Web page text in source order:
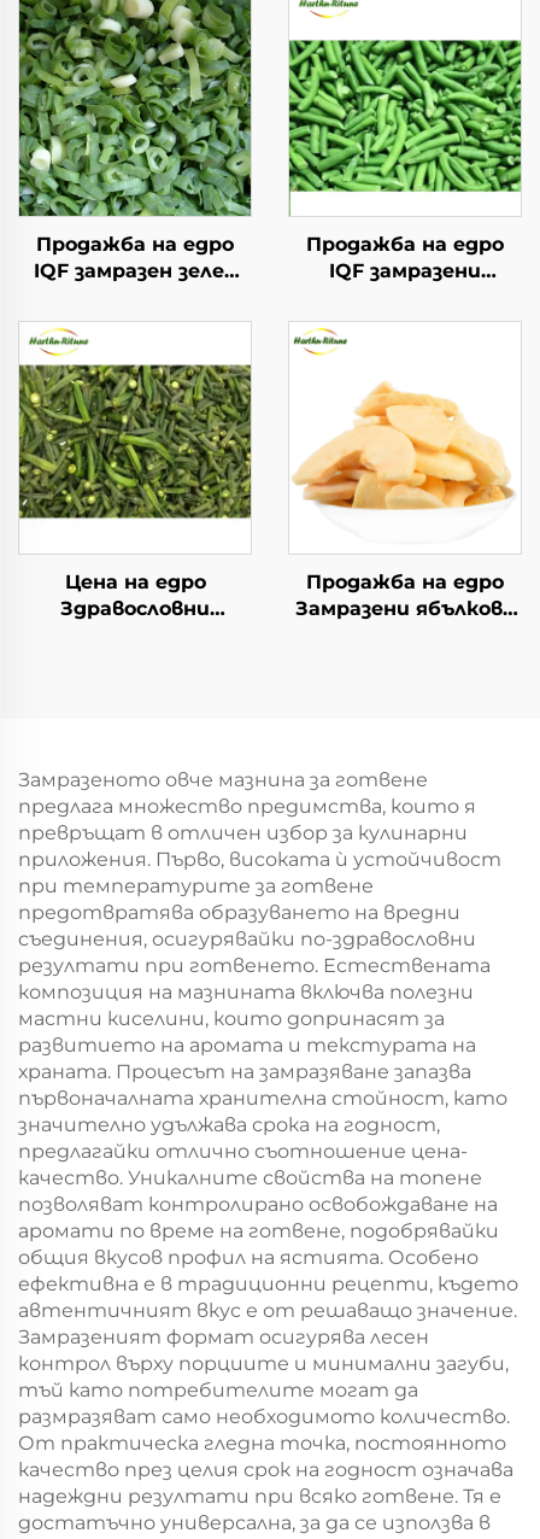
Продажба на едро
IQF замразен зелен
лук свеж зелен лук
замразени зеленчуци
Продажба на едро
IQF замразени
зелени фасул
замразени зеленчуци
Цена на едро
Здравословни
Продажба на едро
Замразени ябълкови
Замразеното овче мазнина за готвене
предлага множество предимства, които я
превръщат в отличен избор за кулинарни
приложения. Първо, високата ѝ устойчивост
при температурите за готвене
предотвратява образуването на вредни
съединения, осигурявайки по-здравословни
резултати при готвенето. Естествената
композиция на мазнината включва полезни
мастни киселини, които допринасят за
развитието на аромата и текстурата на
храната. Процесът на замразяване запазва
първоначалната хранителна стойност, като
значително удължава срока на годност,
предлагайки отлично съотношение цена-
качество. Уникалните свойства на топене
позволяват контролирано освобождаване на
аромати по време на готвене, подобрявайки
общия вкусов профил на ястията. Особено
ефективна е в традиционни рецепти, където
автентичният вкус е от решаващо значение.
Замразеният формат осигурява лесен
контрол върху порциите и минимални загуби,
тъй като потребителите могат да
размразяват само необходимото количество.
От практическа гледна точка, постоянното
качество през целия срок на годност означава
надеждни резултати при всяко готвене. Тя е
достатъчно универсална, за да се използва в